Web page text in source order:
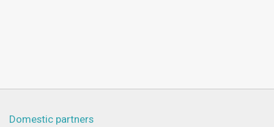
Domestic partners